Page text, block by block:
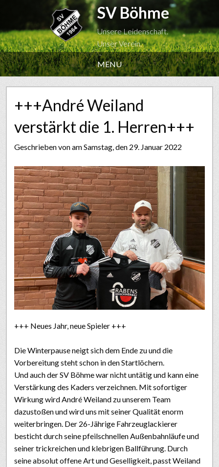
SV Böhme
Unsere Leidenschaft.
Unser Verein.
MENU
+++André Weiland
verstärkt die 1. Herren+++
Geschrieben vonam Samstag, den 29. Januar 2022
+++ Neues Jahr, neue Spieler +++
Die Winterpause neigt sich dem Ende zu und die
Vorbereitung steht schon in den Startlöchern.
Und auch der SV Böhme war nicht untätig und kann eine
Verstärkung des Kaders verzeichnen. Mit sofortiger
Wirkung wird André Weiland zu unserem Team
dazustoßen und wird uns mit seiner Qualität enorm
weiterbringen. Der 26-Jährige Fahrzeuglackierer
besticht durch seine pfeilschnellen Außenbahnläufe und
seiner trickreichen und klebrigen Ballführung. Durch
seine absolut offene Art und Geselligkeit, passt Weiland